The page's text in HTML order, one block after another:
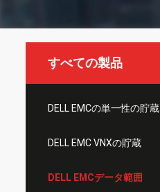
すべての製品
DELL EMCの単一性の貯蔵
DELL EMC VNXの貯蔵
DELL EMCデータ範囲